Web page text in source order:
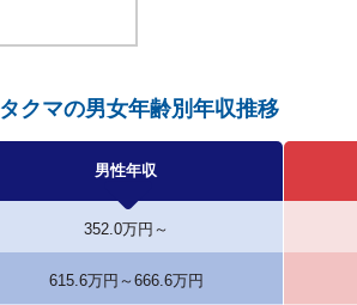
タクマの男女年齢別年収推移
男性年収
352.0万円～
615.6万円～666.6万円